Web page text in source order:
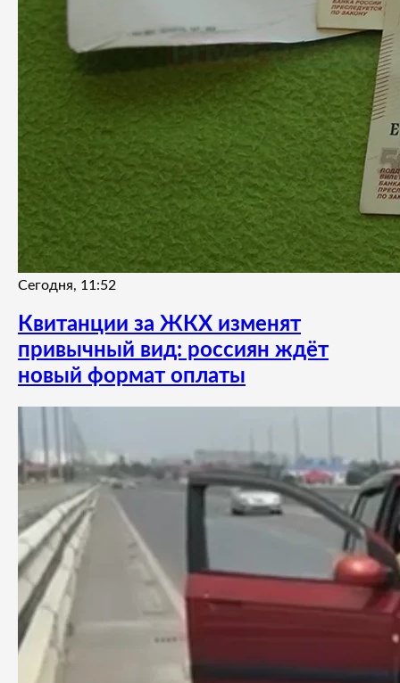
Сегодня, 11:52
Квитанции за ЖКХ изменят
привычный вид: россиян ждёт
новый формат оплаты